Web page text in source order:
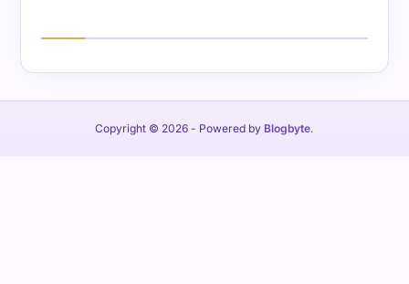
Copyright © 2026 - Powered by Blogbyte.